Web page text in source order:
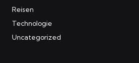
Reisen
Technologie
Uncategorized